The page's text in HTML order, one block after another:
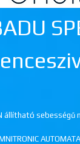
állítható